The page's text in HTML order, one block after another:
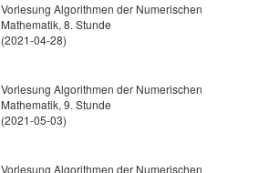
Vorlesung Algorithmen der Numerischen
Mathematik, 8. Stunde
(2021-04-28)
Vorlesung Algorithmen der Numerischen
Mathematik, 9. Stunde
(2021-05-03)
Vorlesung Algorithmen der Numerischen